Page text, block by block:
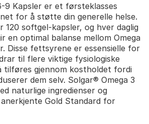
9 Kapsler er et førsteklasses
for å støtte din generelle helse.
120 softgel-kapsler, og hver daglig
en optimal balanse mellom Omega
Disse fettsyrene er essensielle for
til flere viktige fysiologiske
tilføres gjennom kostholdet fordi
dem selv. Solgar® Omega 3
naturlige ingredienser og
Gold Standard for